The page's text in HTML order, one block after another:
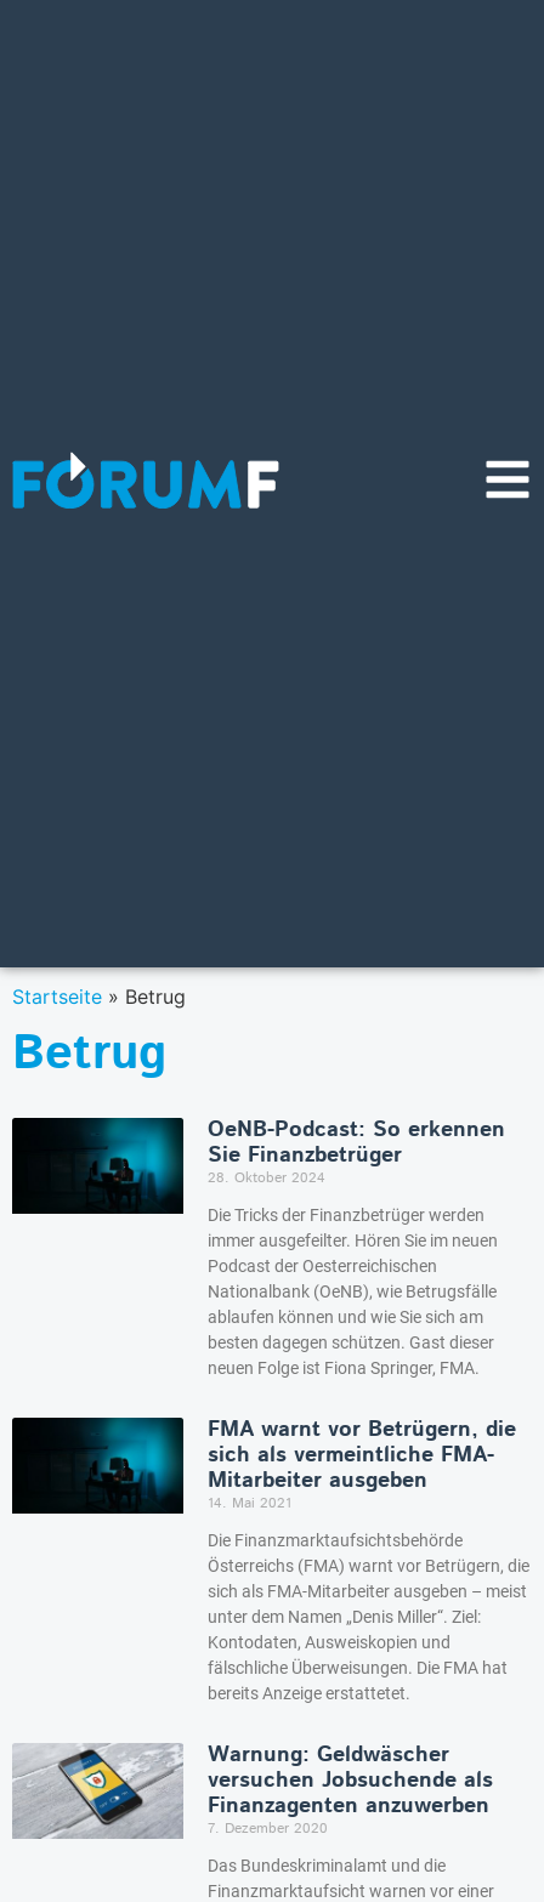
Startseite » Betrug
Betrug
OeNB-Podcast: So erkennen
Sie Finanzbetrüger
28. Oktober 2024
Die Tricks der Finanzbetrüger werden
immer ausgefeilter. Hören Sie im neuen
Podcast der Oesterreichischen
Nationalbank (OeNB), wie Betrugsfälle
ablaufen können und wie Sie sich am
besten dagegen schützen. Gast dieser
neuen Folge ist Fiona Springer, FMA.
FMA warnt vor Betrügern, die
sich als vermeintliche FMA-
Mitarbeiter ausgeben
14. Mai 2021
Die Finanzmarktaufsichtsbehörde
Österreichs (FMA) warnt vor Betrügern, die
sich als FMA-Mitarbeiter ausgeben – meist
unter dem Namen „Denis Miller“. Ziel:
Kontodaten, Ausweiskopien und
fälschliche Überweisungen. Die FMA hat
bereits Anzeige erstattetet.
Warnung: Geldwäscher
versuchen Jobsuchende als
Finanzagenten anzuwerben
7. Dezember 2020
Das Bundeskriminalamt und die
Finanzmarktaufsicht warnen vor einer